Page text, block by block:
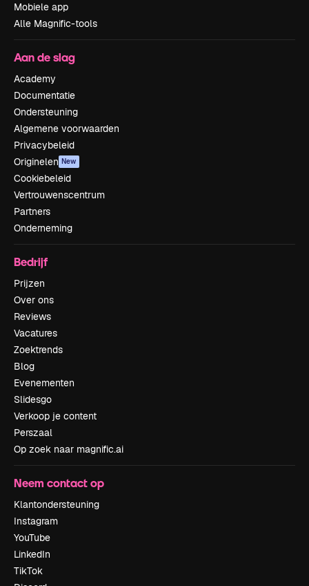
Mobiele app
Alle Magnific-tools
Aan de slag
Academy
Documentatie
Ondersteuning
Algemene voorwaarden
Privacybeleid
Originelen New
Cookiebeleid
Vertrouwenscentrum
Partners
Onderneming
Bedrijf
Prijzen
Over ons
Reviews
Vacatures
Zoektrends
Blog
Evenementen
Slidesgo
Verkoop je content
Perszaal
Op zoek naar magnific.ai
Neem contact op
Klantondersteuning
Instagram
YouTube
LinkedIn
TikTok